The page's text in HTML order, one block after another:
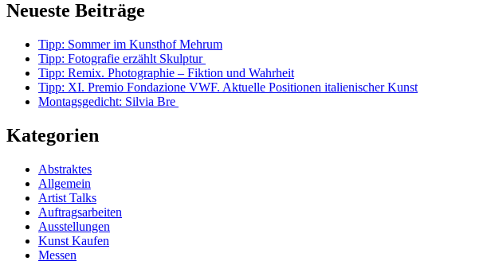
Neueste Beiträge
Tipp: Sommer im Kunsthof Mehrum
Tipp: Fotografie erzählt Skulptur
Tipp: Remix. Photographie – Fiktion und Wahrheit
Tipp: XI. Premio Fondazione VWF. Aktuelle Positionen italienischer Kunst
Montagsgedicht: Silvia Bre
Kategorien
Abstraktes
Allgemein
Artist Talks
Auftragsarbeiten
Ausstellungen
Kunst Kaufen
Messen